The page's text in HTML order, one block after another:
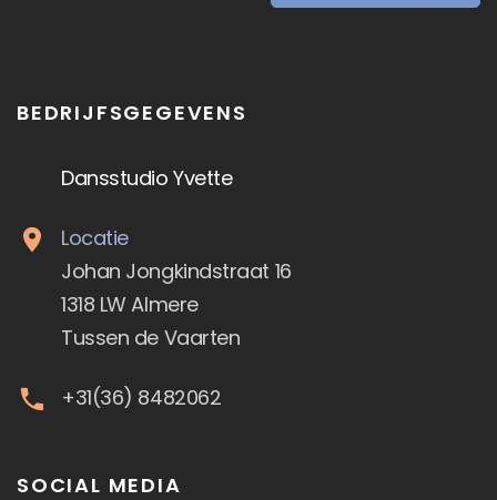
BEDRIJFSGEGEVENS
Dansstudio Yvette
Locatie
Johan Jongkindstraat 16
1318 LW Almere
Tussen de Vaarten
+31(36) 8482062
SOCIAL MEDIA